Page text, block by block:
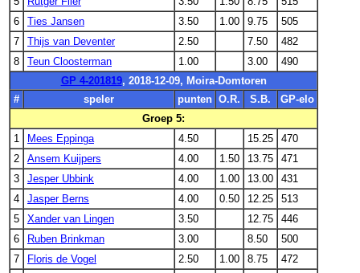
6
Ties Jansen 3.50 1.00 9.75
505
7
Thijs van Deventer 2.50 7.50
482
8
Teun Cloosterman 1.00 3.00
490
GP 4-201819, 2018-12-09, Moira-Domtoren
#
speler punten O.R. S.B.
GP-elo
Groep 5:
1
Mees Eppinga 4.50 15.25
470
2
Ansem Kuijpers 4.00 1.50 13.75
471
3
Jesper Ubbink 4.00 1.00 13.00
431
4
Jasper Berns 4.00 0.50 12.25
513
5
Xander van Lingen 3.50 12.75
446
6
Ruben Brinkman 3.00 8.50
500
7
Floris de Vogel 2.50 1.00 8.75 472